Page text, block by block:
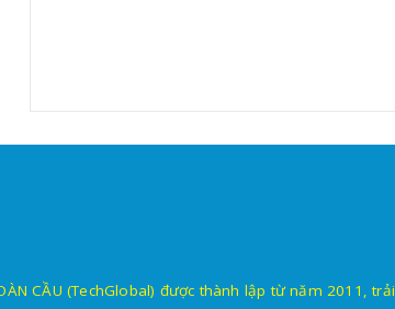
CẦU (TechGlobal) được thành lập từ năm 2011, trải